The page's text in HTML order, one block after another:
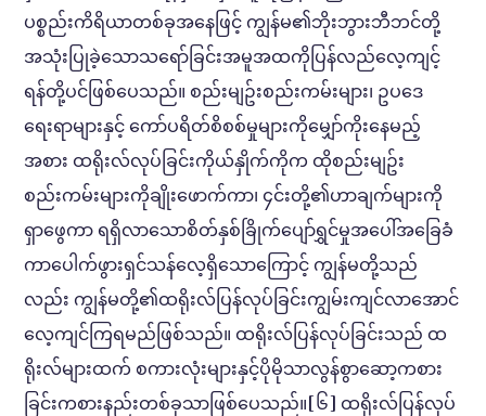
ပစ္စည်းကိရိယာတစ်ခုအနေဖြင့် ကျွန်မ၏ဘိုးဘွားဘီဘင်တို့
အသုံးပြုခဲ့သောသရော်ခြင်းအမူအထကိုပြန်လည်လေ့ကျင့်
ရန်တို့ပင်ဖြစ်‌ပေသည်။ စည်းမျဥ်းစည်းကမ်းများ၊ ဥပဒေ
ရေးရာများနှင့် ကော်ပရိတ်စိစစ်မှုများကိုမျှော်ကိုးနေမည့်
အစား ထရိုးလ်လုပ်ခြင်းကိုယ်နှိုက်ကိုက ထိုစည်းမျဥ်း
စည်းကမ်းများကိုချိုးဖောက်ကာ၊ ၄င်းတို့၏ဟာချက်များကို
ရှာဖွေကာ ရရှိလာသောစိတ်နှစ်ခြိုက်ပျော်ရွှင်မှုအပေါ်အခြေခံ
ကာပေါက်ဖွားရှင်သန်လေ့ရှိသောကြောင့် ကျွန်မတို့သည်
လည်း ကျွန်မတို့၏ထရိုးလ်ပြန်လုပ်ခြင်းကျွမ်းကျင်လာအောင်
လေ့ကျင်ကြရမည်ဖြစ်သည်။ ထရိုးလ်ပြန်လုပ်ခြင်းသည် ထ
ရိုးလ်များထက် စကားလုံးများနှင့်ပိုမိုသာလွန်စွာဆော့ကစား
ခြင်းကစားနည်းတစ်ခုသာဖြစ်ပေသည်။[၆] ထရိုးလ်ပြန်လုပ်